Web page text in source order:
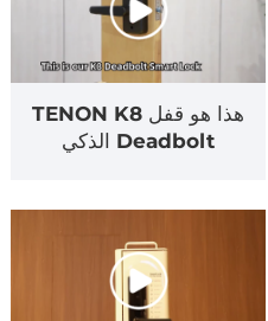
هذا هو قفل TENON K8
Deadbolt الذكي